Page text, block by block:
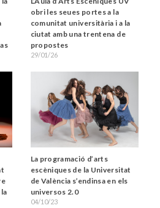
obri les seues portes a la
comunitat universitària i a la
ciutat amb una trentena de
propostes
29/01/26
La programació d’arts
escèniques de la Universitat
de València s’endinsa en els
universos 2.0
04/10/23